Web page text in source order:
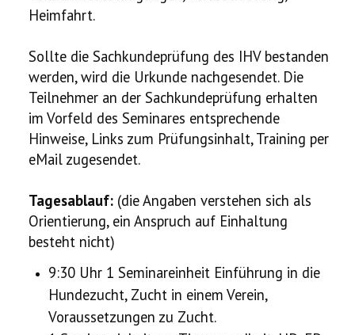
Heimfahrt.
Sollte die Sachkundeprüfung des IHV bestanden
werden, wird die Urkunde nachgesendet. Die
Teilnehmer an der Sachkundeprüfung erhalten
im Vorfeld des Seminares entsprechende
Hinweise, Links zum Prüfungsinhalt, Training per
eMail zugesendet.
Tagesablauf: (die Angaben verstehen sich als
Orientierung, ein Anspruch auf Einhaltung
besteht nicht)
9:30 Uhr 1 Seminareinheit Einführung in die
Hundezucht, Zucht in einem Verein,
Voraussetzungen zu Zucht.